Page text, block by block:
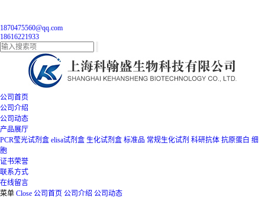
1870475560@qq.com
18616221933
公司首页
公司介绍
公司动态
产品展厅
PCR莹光试剂盒 elisa试剂盒 生化试剂盒 标准品 常规生化试剂 科研抗体 抗原蛋白 细
胞
证书荣誉
联系方式
在线留言
菜单 Close 公司首页 公司介绍 公司动态